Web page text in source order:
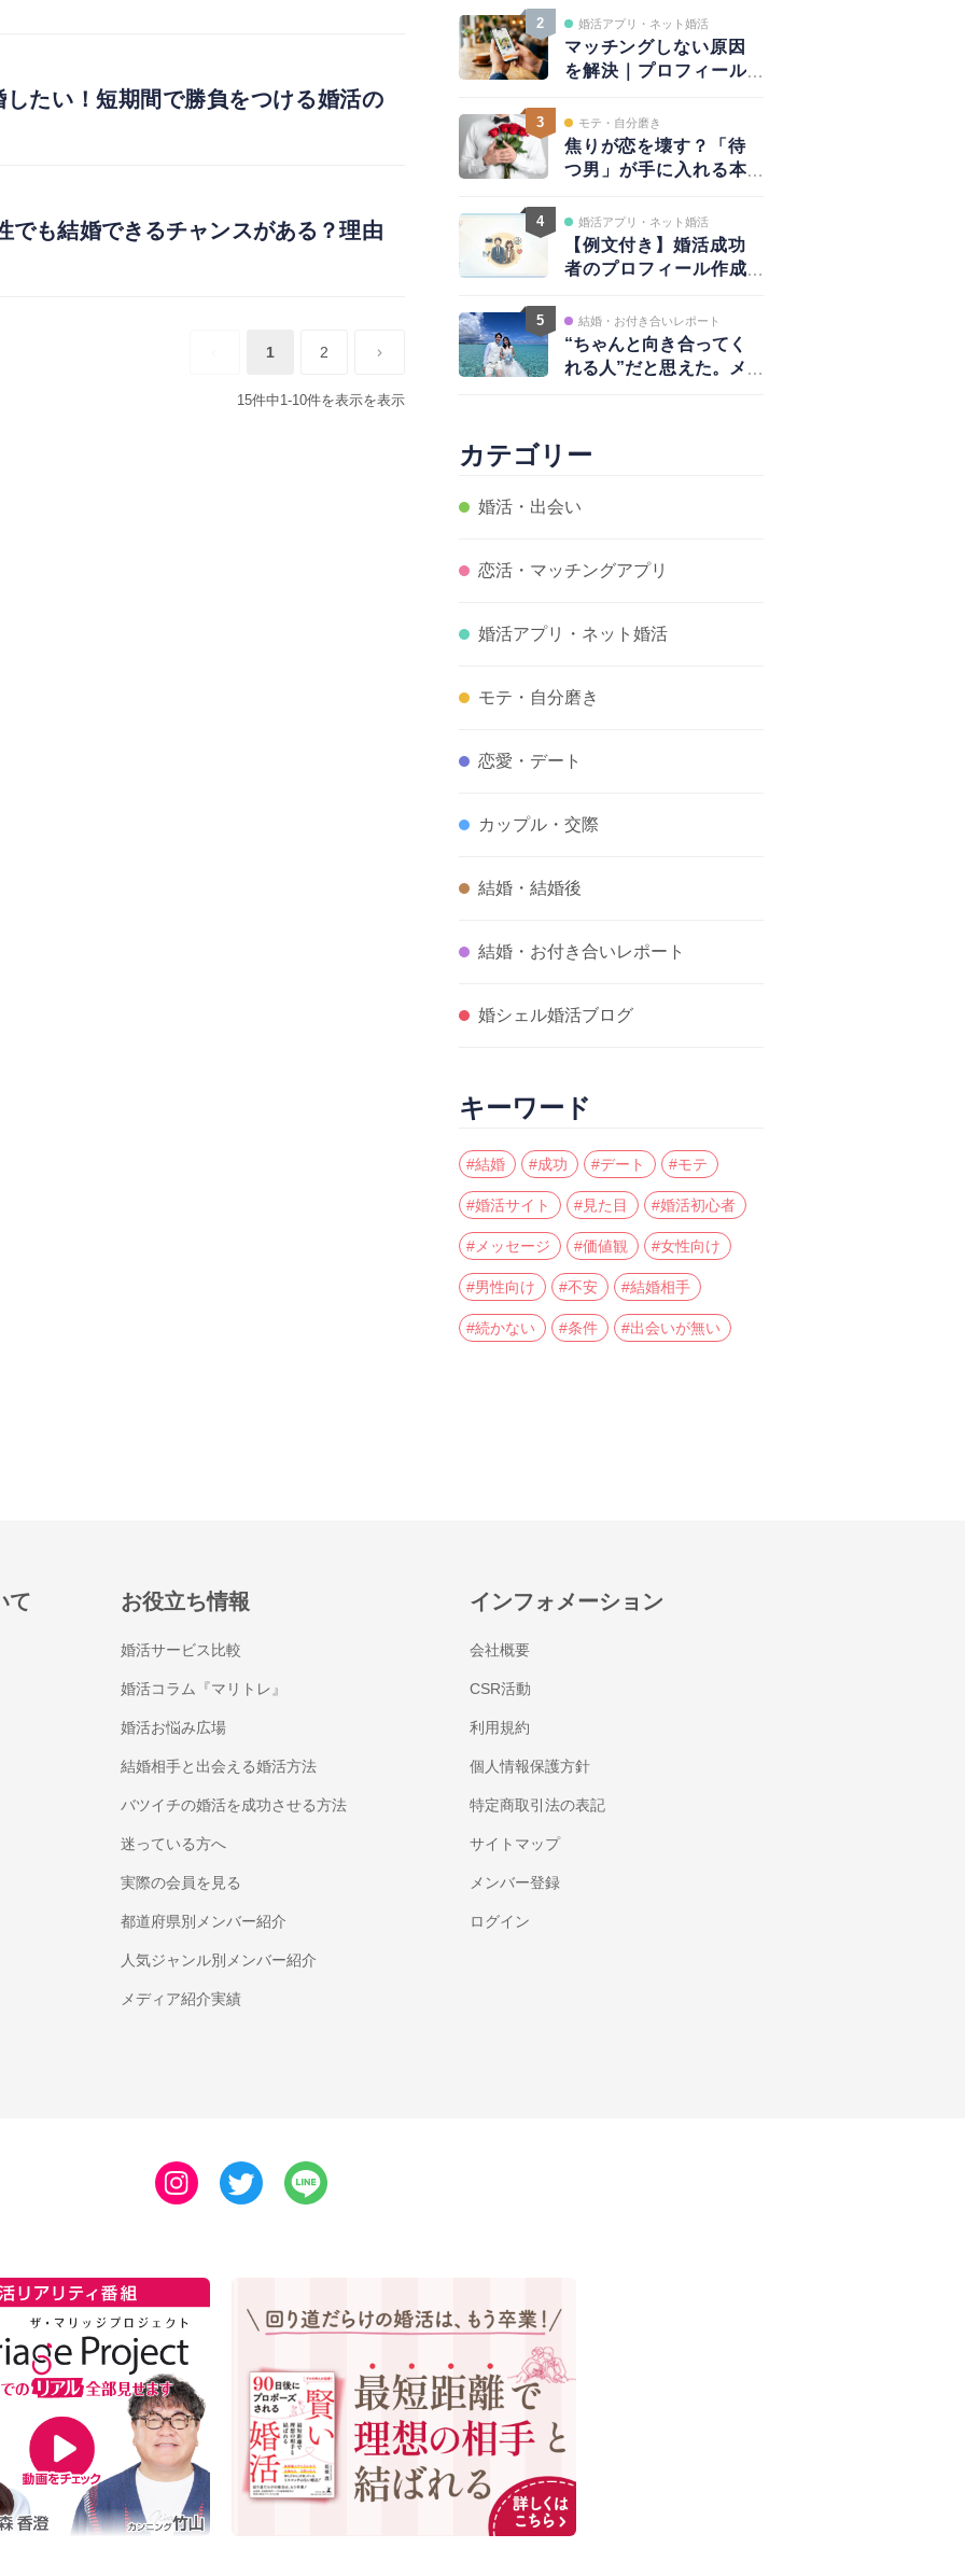
したい！短期間で勝負をつける婚活の
でも結婚できるチャンスがある？理由
1 2
15件中1-10件を表示を表示
い方と注意点
2 婚活アプリ・ネット婚活
マッチングしない原因
を解決｜プロフィール
編～
3 モテ・自分磨き
焦りが恋を壊す？「待
つ男」が手に入れる本
自信
4 婚活アプリ・ネット婚活
【例文付き】婚活成功
者のプロフィール作成
アプローチ戦略まで完
全ガイド
5 結婚・お付き合いレポート
“ちゃんと向き合ってく
れる人”だと思えた。メ
カテゴリー
婚活・出会い
恋活・マッチングアプリ
婚活アプリ・ネット婚活
モテ・自分磨き
恋愛・デート
カップル・交際
結婚・結婚後
結婚・お付き合いレポート
婚シェル婚活ブログ
キーワード
#結婚 #成功 #デート #モテ
#婚活サイト #見た目 #婚活初心者
#メッセージ #価値観 #女性向け
#男性向け #不安 #結婚相手
#続かない #条件 #出会いが無い
て お役立ち情報
婚活サービス比較
婚活コラム『マリトレ』
婚活お悩み広場
結婚相手と出会える婚活方法
バツイチの婚活を成功させる方法
迷っている方へ
実際の会員を見る
都道府県別メンバー紹介
人気ジャンル別メンバー紹介
メディア紹介実績
インフォメーション
会社概要
CSR活動
利用規約
個人情報保護方針
特定商取引法の表記
サイトマップ
メンバー登録
ログイン